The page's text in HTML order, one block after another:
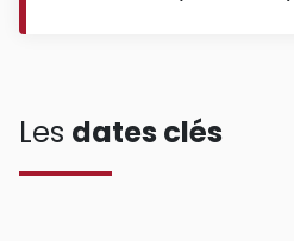
Les dates clés